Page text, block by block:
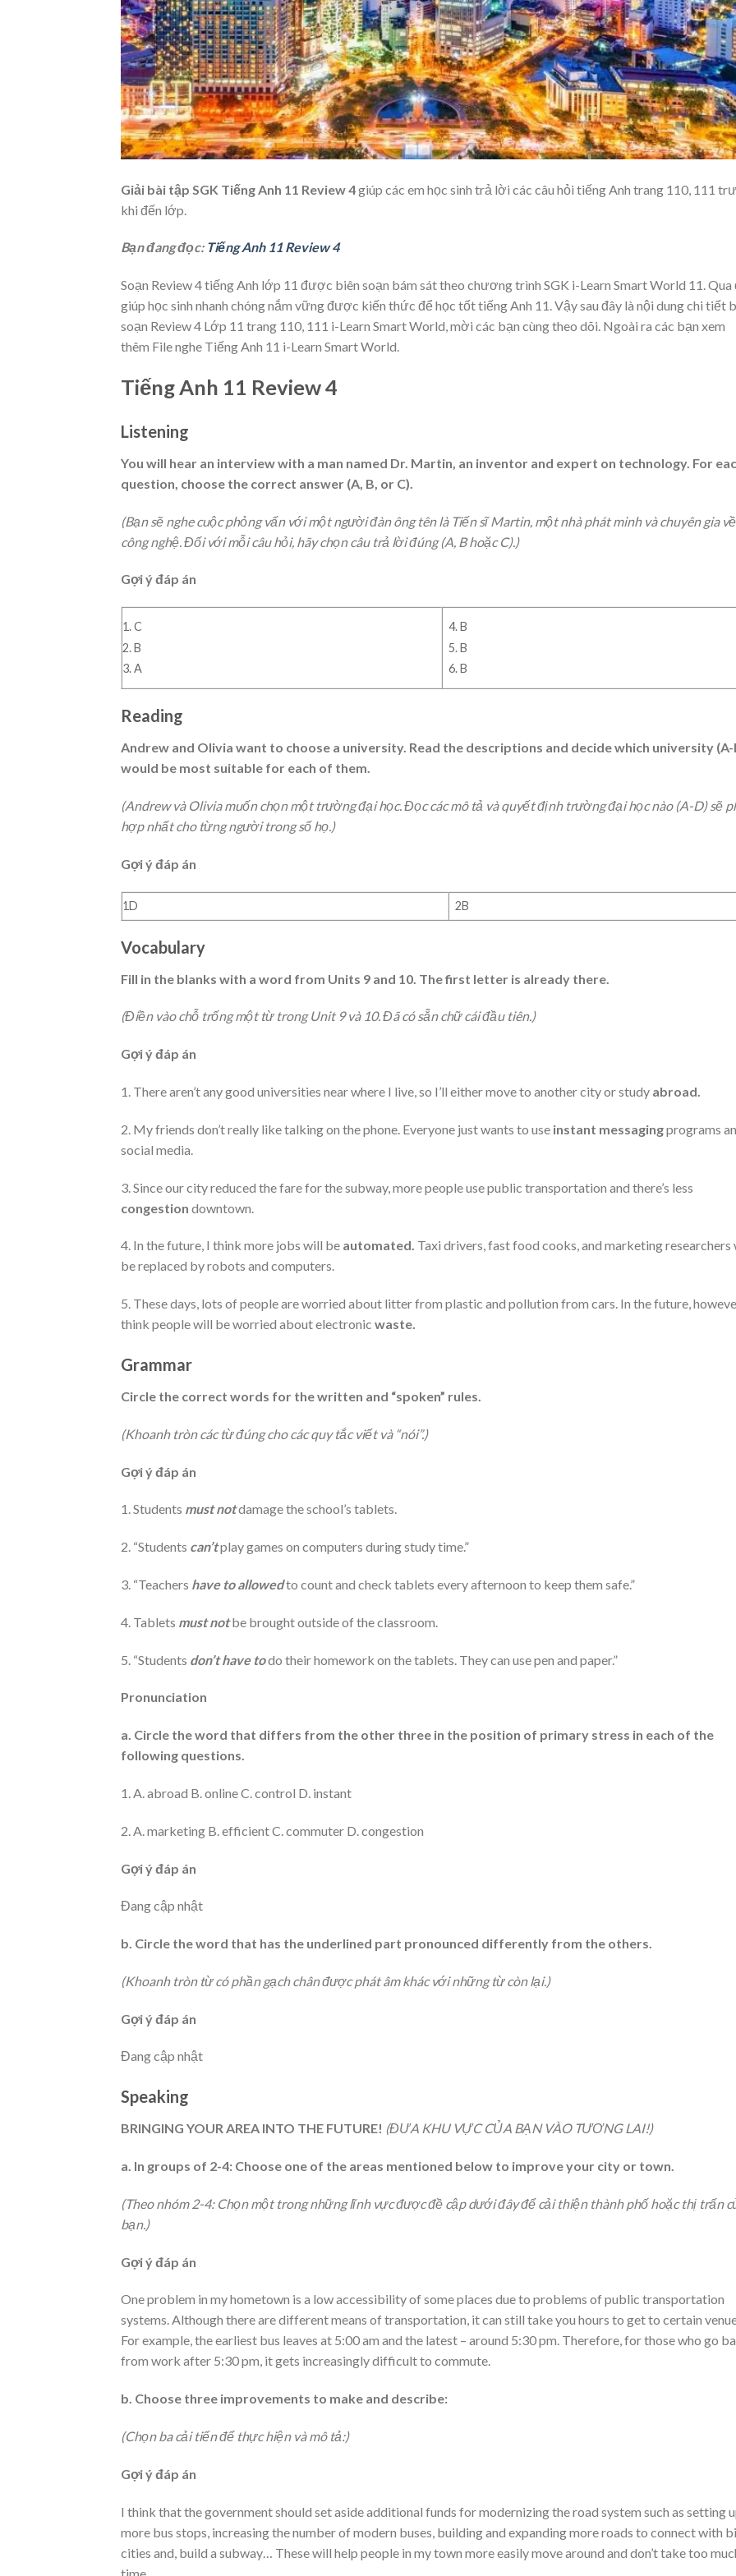
Giải bài tập SGK Tiếng Anh 11 Review 4giúp các em học sinh trả lời các câu hỏi tiếng Anh trang 110, 111
khi đến lớp.
Bạn đang đọc: Tiếng Anh 11 Review 4
Soạn Review 4 tiếng Anh lớp 11 được biên soạn bám sát theo chương trình SGK i-Learn Smart World 11. Qua
giúp học sinh nhanh chóng nắm vững được kiến thức để học tốt tiếng Anh 11. Vậy sau đây là nội dung chi tiết
soạn Review 4 Lớp 11 trang 110, 111 i-Learn Smart World, mời các bạn cùng theo dõi. Ngoài ra các bạn xem
thêm File nghe Tiếng Anh 11 i-Learn Smart World.
Tiếng Anh 11 Review 4
Listening
You will hear an interview with a man named Dr. Martin, an inventor and expert on technology. For
question, choose the correct answer (A, B, or C).
(Bạn sẽ nghe cuộc phỏng vấn với một người đàn ông tên là Tiến sĩ Martin, một nhà phát minh và chuyên gia về
công nghệ. Đối với mỗi câu hỏi, hãy chọn câu trả lời đúng (A, B hoặc C).)
Gợi ý đáp án
1. C
2. B
3. A
4. B
5. B
6. B
Reading
Andrew and Olivia want to choose a university. Read the descriptions and decide which university (A-
would be most suitable for each of them.
(Andrew và Olivia muốn chọn một trường đại học. Đọc các mô tả và quyết định trường đại học nào (A-D) sẽ
hợp nhất cho từng người trong số họ.)
Gợi ý đáp án
1D 2B
Vocabulary
Fill in the blanks with a word from Units 9 and 10. The first letter is already there.
(Điền vào chỗ trống một từ trong Unit 9 và 10. Đã có sẵn chữ cái đầu tiên.)
Gợi ý đáp án
1. There aren’t any good universities near where I live, so I’ll either move to another city or study abroad.
2. My friends don’t really like talking on the phone. Everyone just wants to use instant messagingprograms
social media.
3. Since our city reduced the fare for the subway, more people use public transportation and there’s less
congestion downtown.
4. In the future, I think more jobs will be automated. Taxi drivers, fast food cooks, and marketing researchers
be replaced by robots and computers.
5. These days, lots of people are worried about litter from plastic and pollution from cars. In the future,
think people will be worried about electronic waste.
Grammar
Circle the correct words for the written and “spoken” rules.
(Khoanh tròn các từ đúng cho các quy tắc viết và “nói”.)
Gợi ý đáp án
1. Students must notdamage the school’s tablets.
2. “Students can’tplay games on computers during study time.”
3. “Teachers have to allowedto count and check tablets every afternoon to keep them safe.”
4. Tablets must notbe brought outside of the classroom.
5. “Students don’t have todo their homework on the tablets. They can use pen and paper.”
Pronunciation
a. Circle the word that differs from the other three in the position of primary stress in each of the
following questions.
1. A. abroad B. online C. control D. instant
2. A. marketing B. efficient C. commuter D. congestion
Gợi ý đáp án
Đang cập nhật
b. Circle the word that has the underlined part pronounced differently from the others.
(Khoanh tròn từ có phần gạch chân được phát âm khác với những từ còn lại.)
Gợi ý đáp án
Đang cập nhật
Speaking
BRINGING YOUR AREA INTO THE FUTURE! (ĐƯA KHU VỰC CỦA BẠN VÀO TƯƠNG LAI!)
a. In groups of 2-4: Choose one of the areas mentioned below to improve your city or town.
(Theo nhóm 2-4: Chọn một trong những lĩnh vực được đề cập dưới đây để cải thiện thành phố hoặc thị trấn
bạn.)
Gợi ý đáp án
One problem in my hometown is a low accessibility of some places due to problems of public transportation
systems. Although there are different means of transportation, it can still take you hours to get to certain
For example, the earliest bus leaves at 5:00 am and the latest – around 5:30 pm. Therefore, for those who go
from work after 5:30 pm, it gets increasingly difficult to commute.
b. Choose three improvements to make and describe:
(Chọn ba cải tiến để thực hiện và mô tả:)
Gợi ý đáp án
I think that the government should set aside additional funds for modernizing the road system such as setting
more bus stops, increasing the number of modern buses, building and expanding more roads to connect with
cities and, build a subway… These will help people in my town more easily move around and don’t take too
time.